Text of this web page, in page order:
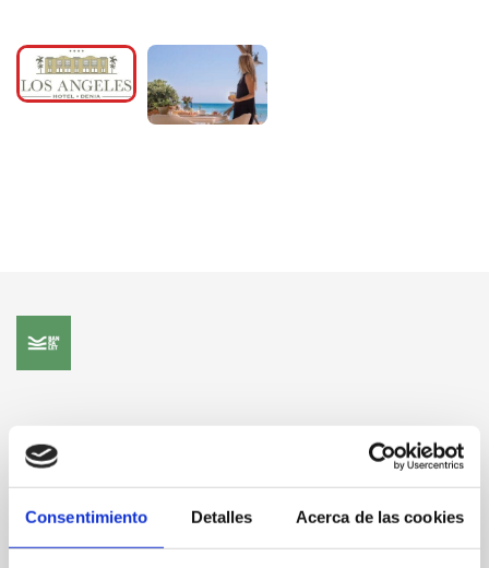
Consentimiento Detalles Acerca de las cookies